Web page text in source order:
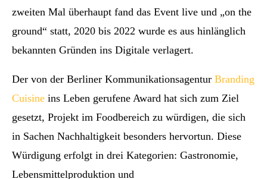
zweiten Mal überhaupt fand das Event live und „on the
ground“ statt, 2020 bis 2022 wurde es aus hinlänglich
bekannten Gründen ins Digitale verlagert.
Der von der Berliner Kommunikationsagentur Branding
Cuisine ins Leben gerufene Award hat sich zum Ziel
gesetzt, Projekt im Foodbereich zu würdigen, die sich
in Sachen Nachhaltigkeit besonders hervortun. Diese
Würdigung erfolgt in drei Kategorien: Gastronomie,
Lebensmittelproduktion und